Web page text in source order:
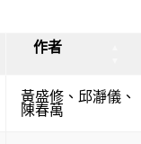
作者
黃盛修 、 邱瀞儀 、
陳春萬